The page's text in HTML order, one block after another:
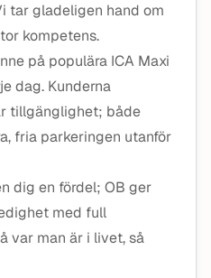
tar gladeligen hand om
kompetens.
på populära ICA Maxi
dag. Kunderna
tillgänglighet; både
fria parkeringen utanför
dig en fördel; OB ger
med full
var man är i livet, så